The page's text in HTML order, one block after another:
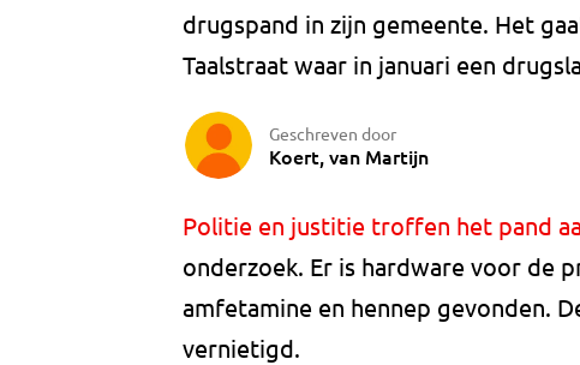
drugspand in zijn gemeente. Het
Taalstraat waar in januari een
Geschreven door
Koert, van Martijn
Politie en justitie troffen het pand
onderzoek. Er is hardware voor de
amfetamine en hennep gevonden.
vernietigd.